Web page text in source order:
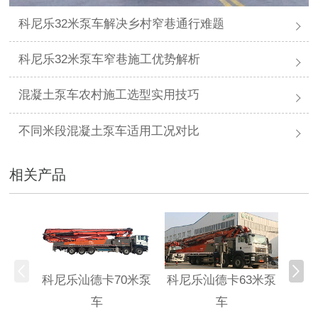
科尼乐32米泵车解决乡村窄巷通行难题
科尼乐32米泵车窄巷施工优势解析
混凝土泵车农村施工选型实用技巧
不同米段混凝土泵车适用工况对比
相关产品
科尼乐汕德卡70米泵
车
科尼乐汕德卡63米泵
车
科